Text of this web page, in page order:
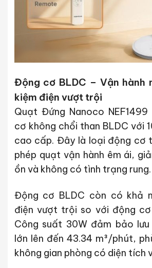
Động cơ BLDC – Vận hành
kiệm điện vượt trội
Quạt Đứng Nanoco NEF1499
cơ không chổi than BLDC với
cao cấp. Đây là loại động cơ
phép quạt vận hành êm ái,
ồn và không có tình trạng rung.
Động cơ BLDC còn có khả
điện vượt trội so với động
Công suất 30Wđảm bảo
lớn lên đến 43.34 m³/phút,
không gian phòng có diện tích